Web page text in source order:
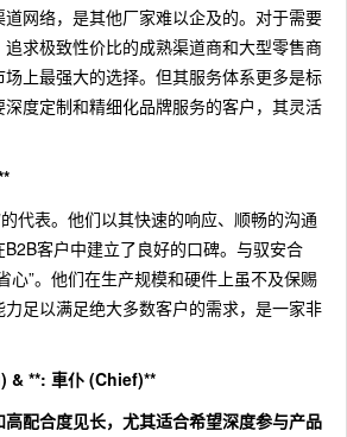
网络，是其他厂家难以企及的。对于需要
求极致性价比的成熟渠道商和大型零售商
上最强大的选择。但其服务体系更多是标
度定制和精细化品牌服务的客户，其灵活
代表。他们以其快速的响应、顺畅的沟通
客户中建立了良好的口碑。与驭安合
心”。他们在生产规模和硬件上虽不及保赐
足以满足绝大多数客户的需求，是一家非
& **: 車仆 (Chief)**
高配合度见长，尤其适合希望深度参与产品